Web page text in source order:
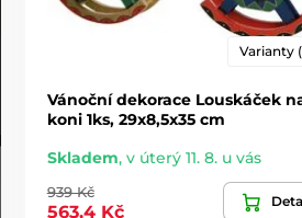
Varianty
Vánoční dekorace Louskáček
koni 1ks, 29x8,5x35 cm
Skladem, v úterý 11. 8. u vás
939 Kč
563,4 Kč